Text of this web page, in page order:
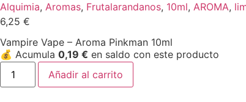
Alquimia, Aromas, Frutalarandanos, 10ml, AROMA,
6,25 €
Vampire Vape – Aroma Pinkman 10ml
💰 Acumula 0,19 € en saldo con este producto
Añadir al carrito